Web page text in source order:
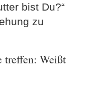
bist Du?“
zu
treffen: Weißt